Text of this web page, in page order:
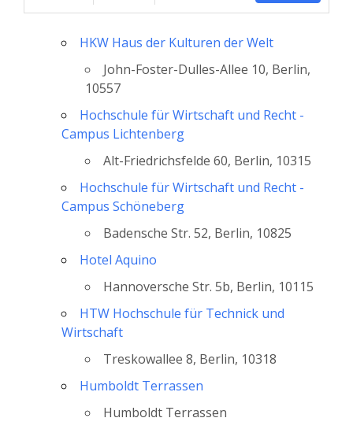
HKW Haus der Kulturen der Welt
John-Foster-Dulles-Allee 10, Berlin,
10557
Hochschule für Wirtschaft und Recht -
Campus Lichtenberg
Alt-Friedrichsfelde 60, Berlin, 10315
Hochschule für Wirtschaft und Recht -
Campus Schöneberg
Badensche Str. 52, Berlin, 10825
Hotel Aquino
Hannoversche Str. 5b, Berlin, 10115
HTW Hochschule für Technick und
Wirtschaft
Treskowallee 8, Berlin, 10318
Humboldt Terrassen
Humboldt Terrassen